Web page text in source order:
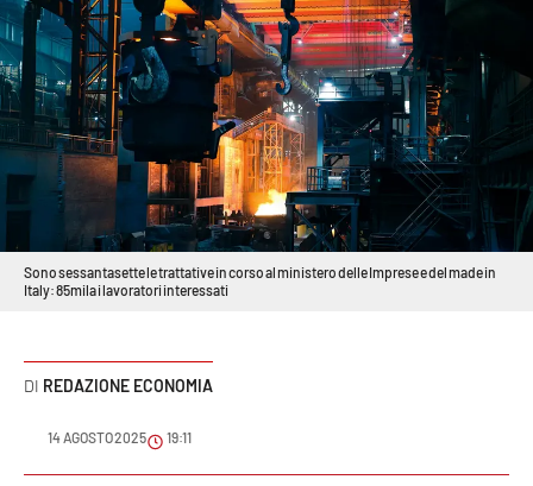
Economia e lavoro
Italia Mondo
Sanità
Sport
Cultura
Meteo
Editoriali
Sono sessantasette le trattative in corso al ministero delle Imprese e del made in
Italy: 85mila i lavoratori interessati
REDAZIONE ECONOMIA
14 AGOSTO 2025 19:11